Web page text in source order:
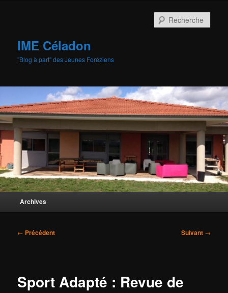
IME Céladon
"Blog à part" des Jeunes Foréziens
Archives
Navigation
← Précédent Suivant →
Sport Adapté : Revue de